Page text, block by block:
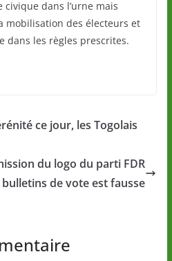
dans l’urne mais
mobilisation des électeurs et
dans les règles prescrites.
ce jour, les Togolais
du logo du parti FDR
de vote est fausse